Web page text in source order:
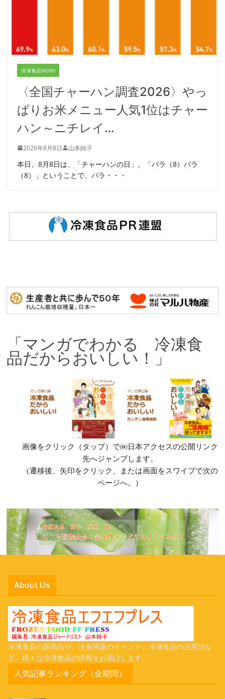
冷凍食品NEWS
〈全国チャーハン調査2026〉やっ
ぱりお米メニュー人気1位はチャー
ハン～ニチレイ…
2026年8月8日 山本純子
本日、8月8日は、「チャーハンの日」。「パラ（8）パラ
（8）」ということで、パラ・・・
「マンガでわかる 冷凍食
品だからおいしい！」
画像をクリック（タップ）で㈱日本アクセスの公開リンク
先へジャンプします。
（遷移後、矢印をクリック、または画面をスワイプで次の
ページへ。）
About Us
冷凍食品の新商品や、冷食関連のイベント、冷凍食品の活用法な
ど、様々な冷凍食品の情報をお届けします。
人気記事ランキング（全期間）